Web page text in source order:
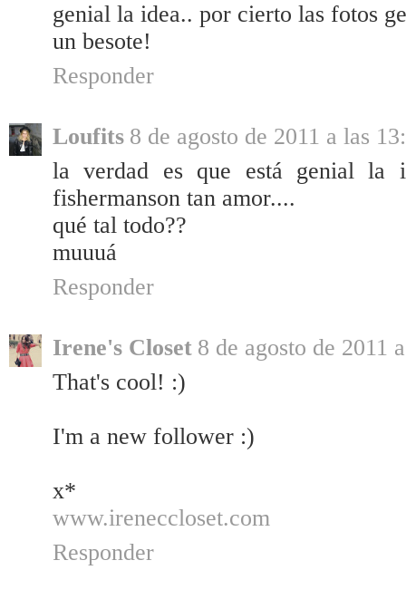
genial la idea.. por cierto las fotos
un besote!
Responder
Loufits 8 de agosto de 2011 a las
la verdad es que está genial la
fishermanson tan amor....
qué tal todo??
muuuá
Responder
Irene's Closet 8 de agosto de 2011
That's cool! :)
I'm a new follower :)
x*
www.ireneccloset.com
Responder